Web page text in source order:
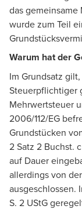
das gemeinsame
wurde zum Teil
Warum hat der
Im Grundsatz
Steuerpflichtiger
Mehrwertsteuer
2006/112/EG
Grundstücken
2 Satz 2 Buchst.
auf Dauer
allerdings von
ausgeschlossen.
S. 2 UStG